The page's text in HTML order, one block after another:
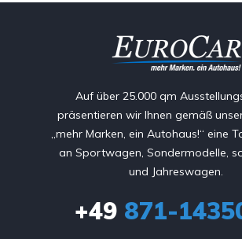
Auf über 25.000 qm
präsentieren wir Ihnen gemäß
„mehr Marken, ein Autohaus!“ eine
an Sportwagen, Sondermodelle,
und Jahreswagen.
+49 871-